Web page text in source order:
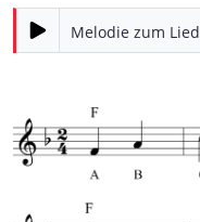
Melodie zum Lied